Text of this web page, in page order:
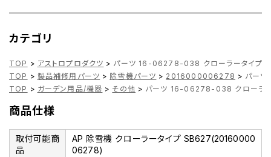
カテゴリ
TOP > アストロプロダクツ > パーツ 16-06278-038 クローラータイプ専
TOP > 製品補修用パーツ > 除雪機パーツ > 2016000006278 > パー
TOP > ガーデン用品/機器 > その他 > パーツ 16-06278-038 クローラー
商品仕様
取付可能商
品
AP 除雪機 クローラータイプ SB627(20160000
06278)